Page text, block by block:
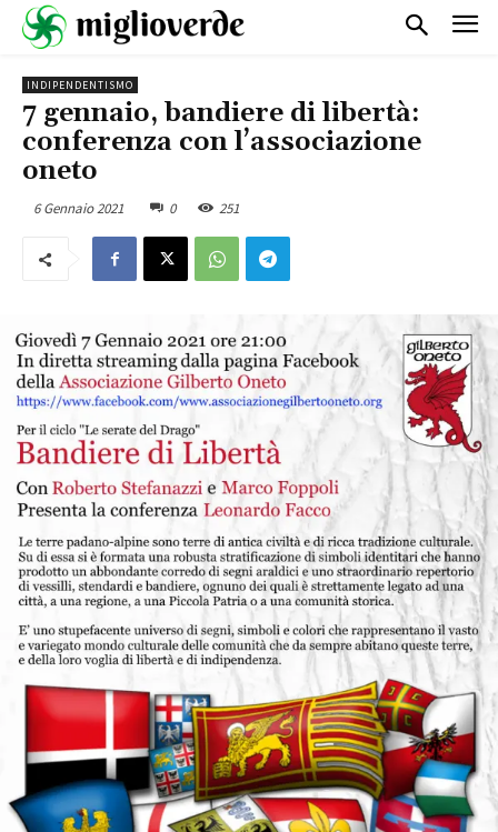
INDIPENDENTISMO
7 gennaio, bandiere di libertà:
conferenza con l’associazione
oneto
6 Gennaio 2021 0 251